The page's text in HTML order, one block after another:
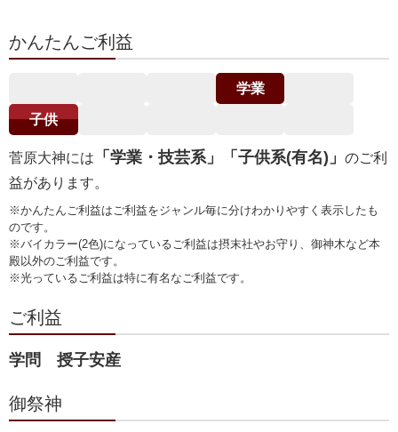
かんたんご利益
学業
子供
菅原大神には 「学業・技芸系」「子供系(有名)」 のご利
益があります。
※かんたんご利益はご利益をジャンル毎に分けわかりやすく表示したも
のです。
※バイカラー(2色)になっているご利益は摂末社やお守り、御神木など本
殿以外のご利益です。
※光っているご利益は特に有名なご利益です。
ご利益
学問 授子安産
御祭神